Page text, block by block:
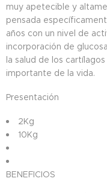
muy apetecible y
pensada
años con un nivel de
incorporación de
la salud de los
importante de la vida.
Presentación​
2Kg
10Kg
BENEFICIOS